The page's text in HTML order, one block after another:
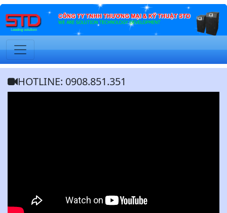
HOTLINE: 0908.851.351